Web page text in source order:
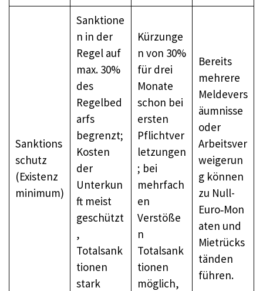
Sanktions
schutz
(Existenz
minimum)
Sanktione
n in der
Regel auf
max. 30%
des
Regelbed
arfs
begrenzt;
Kosten
der
Unterkun
ft meist
geschützt
,
Totalsank
tionen
stark
Kürzunge
n von 30%
für drei
Monate
schon bei
ersten
Pflichtver
letzungen
; bei
mehrfach
en
Verstöße
n
Totalsank
tionen
möglich,
Bereits
mehrere
Meldevers
äumnisse
oder
Arbeitsver
weigerun
g können
zu Null-
Euro‑Mon
aten und
Mietrücks
tänden
führen.